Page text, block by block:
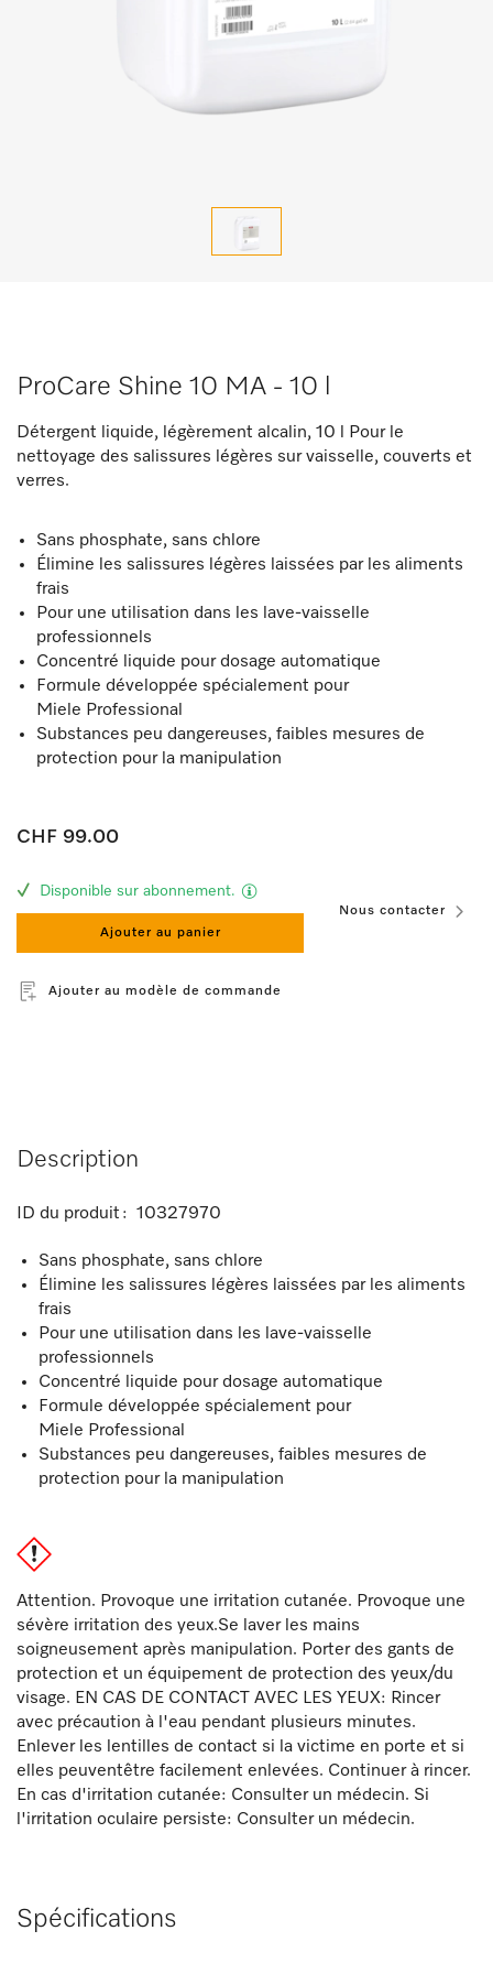
ProCare Shine 10 MA - 10 l
Détergent liquide, légèrement alcalin, 10 l Pour le
nettoyage des salissures légères sur vaisselle, couverts et
verres.
Sans phosphate, sans chlore
Élimine les salissures légères laissées par les aliments
frais
Pour une utilisation dans les lave-vaisselle
professionnels
Concentré liquide pour dosage automatique
Formule développée spécialement pour
Miele Professional
Substances peu dangereuses, faibles mesures de
protection pour la manipulation
CHF 99.00
Disponible sur abonnement.
Ajouter au panier
Nous contacter
Ajouter au modèle de commande
Description
ID du produit : 10327970
Sans phosphate, sans chlore
Élimine les salissures légères laissées par les aliments
frais
Pour une utilisation dans les lave-vaisselle
professionnels
Concentré liquide pour dosage automatique
Formule développée spécialement pour
Miele Professional
Substances peu dangereuses, faibles mesures de
protection pour la manipulation
Attention. Provoque une irritation cutanée. Provoque une
sévère irritation des yeux.Se laver les mains
soigneusement après manipulation. Porter des gants de
protection et un équipement de protection des yeux/du
visage. EN CAS DE CONTACT AVEC LES YEUX: Rincer
avec précaution à l'eau pendant plusieurs minutes.
Enlever les lentilles de contact si la victime en porte et si
elles peuventêtre facilement enlevées. Continuer à rincer.
En cas d'irritation cutanée: Consulter un médecin. Si
l'irritation oculaire persiste: Consulter un médecin.
Spécifications